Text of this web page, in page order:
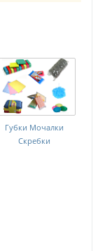
Губки Мочалки
Скребки